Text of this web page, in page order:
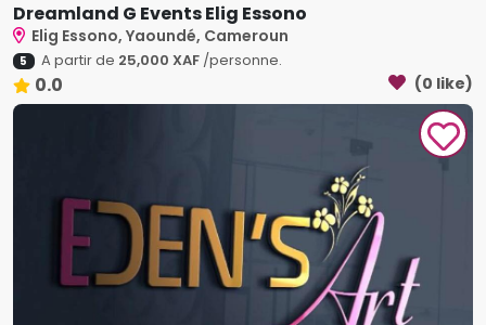
Dreamland G Events Elig Essono
Elig Essono, Yaoundé, Cameroun
5 A partir de 25,000 XAF/personne.
0.0 (0 like)